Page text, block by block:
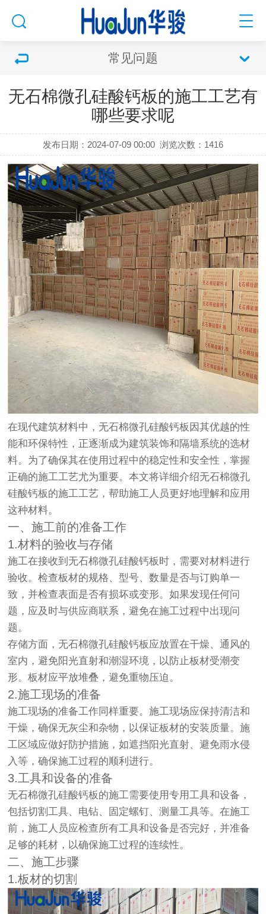
常见问题
无石棉微孔硅酸钙板的施工工艺有
哪些要求呢
发布日期：2024-07-09 00:00 浏览次数： 1416
在现代建筑材料中，无石棉微孔硅酸钙板因其优越的性
能和环保特性，正逐渐成为建筑装饰和隔墙系统的选材
料。为了确保其在使用过程中的稳定性和安全性，掌握
正确的施工工艺尤为重要。本文将详细介绍无石棉微孔
硅酸钙板的施工工艺，帮助施工人员更好地理解和应用
这种材料。
一、施工前的准备工作
1.材料的验收与存储
施工在接收到无石棉微孔硅酸钙板时，需要对材料进行
验收。检查板材的规格、型号、数量是否与订购单一
致，并检查表面是否有损坏或变形。如果发现任何问
题，应及时与供应商联系，避免在施工过程中出现问
题。
存储方面，无石棉微孔硅酸钙板应放置在干燥、通风的
室内，避免阳光直射和潮湿环境，以防止板材受潮变
形。板材应平放堆叠，避免重物压迫。
2.施工现场的准备
施工现场的准备工作同样重要。施工现场应保持清洁和
干燥，确保无灰尘和杂物，以保证板材的安装质量。施
工区域应做好防护措施，如遮挡阳光直射、避免雨水侵
入等，确保施工过程的顺利进行。
3.工具和设备的准备
无石棉微孔硅酸钙板的施工需要使用专用工具和设备，
包括切割工具、电钻、固定螺钉、测量工具等。在施工
前，施工人员应检查所有工具和设备是否完好，并准备
足够的耗材，以确保施工过程的连续性。
二、施工步骤
1.板材的切割